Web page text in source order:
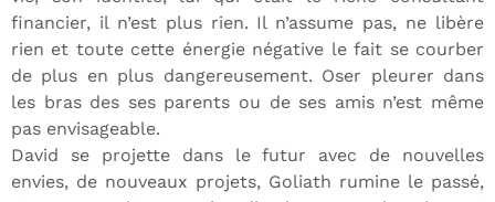
financier, il n’est plus rien. Il n’assume pas, ne libère
rien et toute cette énergie négative le fait se courber
de plus en plus dangereusement. Oser pleurer dans
les bras des ses parents ou de ses amis n’est même
pas envisageable.
David se projette dans le futur avec de nouvelles
envies, de nouveaux projets, Goliath rumine le passé,